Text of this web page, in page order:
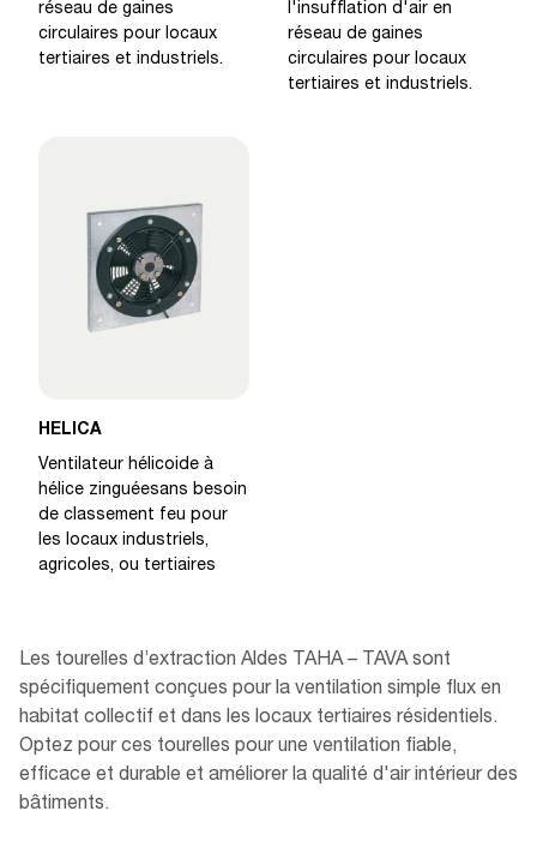
réseau de gaines
circulaires pour locaux
tertiaires et industriels.
l'insufflation d'air en
réseau de gaines
circulaires pour locaux
tertiaires et industriels.
HELICA
Ventilateur hélicoide à
hélice zinguéesans besoin
de classement feu pour
les locaux industriels,
agricoles, ou tertiaires
Les tourelles d’extraction Aldes TAHA – TAVA sont
spécifiquement conçues pour la ventilation simple flux en
habitat collectif et dans les locaux tertiaires résidentiels.
Optez pour ces tourelles pour une ventilation fiable,
efficace et durable et améliorer la qualité d'air intérieur des
bâtiments.